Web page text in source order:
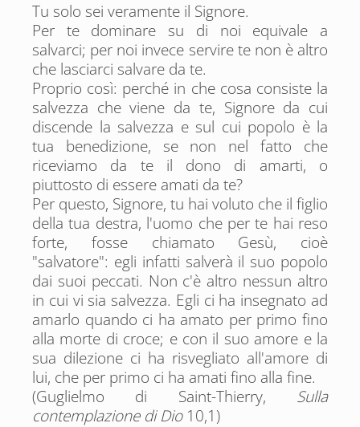
Tu solo sei veramente il Signore.
Per te dominare su di noi equivale a
salvarci; per noi invece servire te non è altro
che lasciarci salvare da te.
Proprio così: perché in che cosa consiste la
salvezza che viene da te, Signore da cui
discende la salvezza e sul cui popolo è la
tua benedizione, se non nel fatto che
riceviamo da te il dono di amarti, o
piuttosto di essere amati da te?
Per questo, Signore, tu hai voluto che il figlio
della tua destra, l'uomo che per te hai reso
forte, fosse chiamato Gesù, cioè
"salvatore": egli infatti salverà il suo popolo
dai suoi peccati. Non c'è altro nessun altro
in cui vi sia salvezza. Egli ci ha insegnato ad
amarlo quando ci ha amato per primo fino
alla morte di croce; e con il suo amore e la
sua dilezione ci ha risvegliato all'amore di
lui, che per primo ci ha amati fino alla fine.
(Guglielmo di Saint-Thierry, Sulla
contemplazione di Dio10,1)